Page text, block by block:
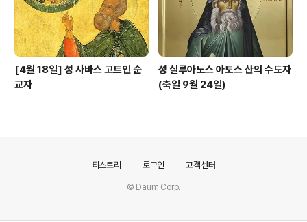
[4월 18일] 성 사바스 고트인 순
교자
성 실루아노스 아토스 산의 수도자
(축일 9월 24일)
티스토리 로그인 고객센터
© Daum Corp.